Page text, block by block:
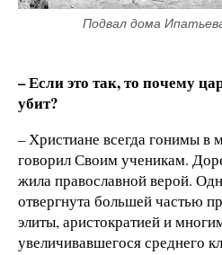
Подвал дома
– Если это так, то почему
убит?
– Христиане всегда гонимы в
говорил Своим ученикам.
жила православной верой.
отвергнута большей частью
элиты, аристократией и
увеличивавшегося среднего